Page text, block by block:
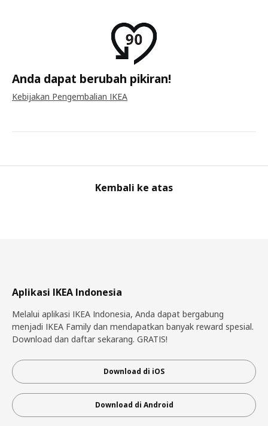
Anda dapat berubah pikiran!
Kebijakan Pengembalian IKEA
Kembali ke atas
Aplikasi IKEA Indonesia
Melalui aplikasi IKEA Indonesia, Anda dapat bergabung
menjadi IKEA Family dan mendapatkan banyak reward spesial.
Download dan daftar sekarang. GRATIS!
Download di iOS
Download di Android